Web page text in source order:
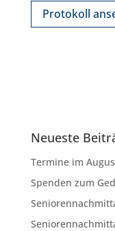
Protokoll
Neueste
Termine im
Spenden zum